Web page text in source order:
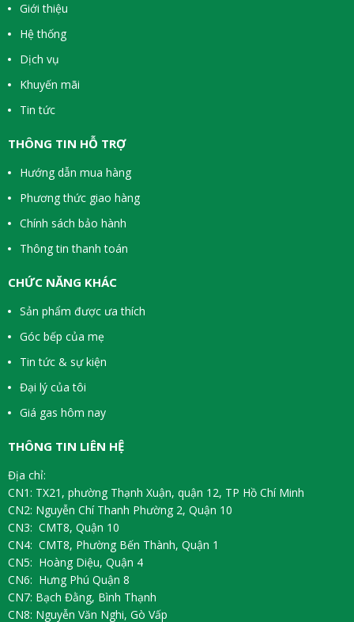
Giới thiệu
Hệ thống
Dịch vụ
Khuyến mãi
Tin tức
THÔNG TIN HỖ TRỢ
Hướng dẫn mua hàng
Phương thức giao hàng
Chính sách bảo hành
Thông tin thanh toán
CHỨC NĂNG KHÁC
Sản phẩm được ưa thích
Góc bếp của mẹ
Tin tức & sự kiện
Đại lý của tôi
Giá gas hôm nay
THÔNG TIN LIÊN HỆ
Địa chỉ:
CN1: TX21, phường Thạnh Xuận, quận 12, TP Hồ Chí Minh
CN2: Nguyễn Chí Thanh Phường 2, Quận 10
CN3: CMT8, Quận 10
CN4: CMT8, Phường Bến Thành, Quận 1
CN5: Hoàng Diệu, Quận 4
CN6: Hưng Phú Quận 8
CN7: Bạch Đằng, Bình Thạnh
CN8: Nguyễn Văn Nghi, Gò Vấp